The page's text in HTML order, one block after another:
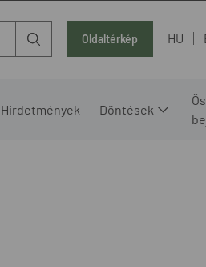
Oldaltérkép HU
Hirdetmények Döntések